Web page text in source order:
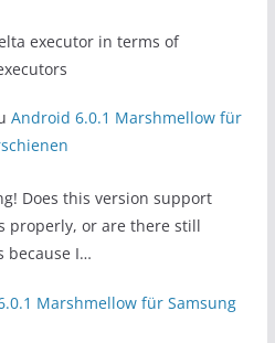
executor in terms of
Android 6.0.1 Marshmellow für
Does this version support
properly, or are there still
because I…
Marshmellow für Samsung